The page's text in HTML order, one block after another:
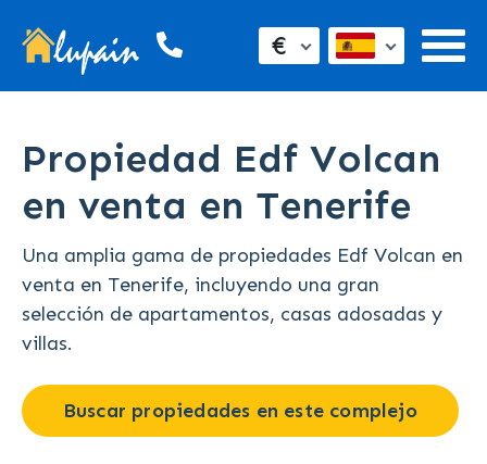
€
Propiedad Edf Volcan
en venta en Tenerife
Una amplia gama de propiedades Edf Volcan en
venta en Tenerife, incluyendo una gran
selección de apartamentos, casas adosadas y
villas.
Buscar propiedades en este complejo